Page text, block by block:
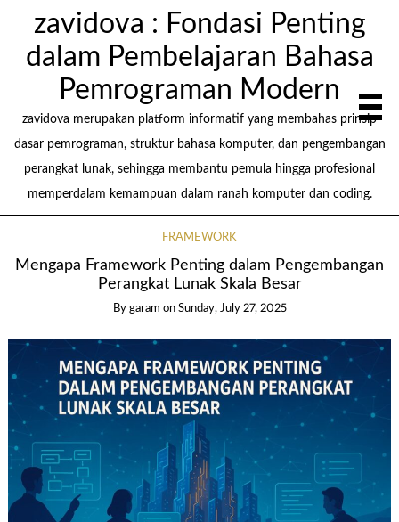
zavidova : Fondasi Penting
dalam Pembelajaran Bahasa
Pemrograman Modern
zavidova merupakan platform informatif yang membahas prinsip
dasar pemrograman, struktur bahasa komputer, dan pengembangan
perangkat lunak, sehingga membantu pemula hingga profesional
memperdalam kemampuan dalam ranah komputer dan coding.
FRAMEWORK
Mengapa Framework Penting dalam Pengembangan
Perangkat Lunak Skala Besar
By garam on Sunday, July 27, 2025